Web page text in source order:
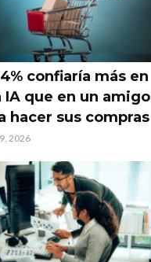
confiaría más en
IA que en un amigo
hacer sus compras
2026